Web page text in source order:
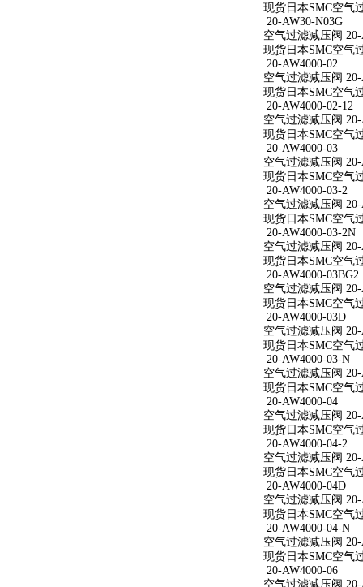
现货日本SMC空气
20-AW30-N03G
空气过滤减压阀
现货日本SMC空气
20-AW4000-02
空气过滤减压阀 20-
现货日本SMC空气
20-AW4000-02-12
空气过滤减压阀 20-
现货日本SMC空气
20-AW4000-03
空气过滤减压阀 20-
现货日本SMC空气
20-AW4000-03-2
空气过滤减压阀 20-
现货日本SMC空气
20-AW4000-03-2N
空气过滤减压阀
现货日本SMC空气
20-AW4000-03BG2
空气过滤减压阀 20-
现货日本SMC空气
20-AW4000-03D
空气过滤减压阀 20-
现货日本SMC空气
20-AW4000-03-N
空气过滤减压阀
现货日本SMC空气
20-AW4000-04
空气过滤减压阀 20-
现货日本SMC空气
20-AW4000-04-2
空气过滤减压阀 20-
现货日本SMC空气
20-AW4000-04D
空气过滤减压阀 20-
现货日本SMC空气
20-AW4000-04-N
空气过滤减压阀
现货日本SMC空气
20-AW4000-06
空气过滤减压阀 20-